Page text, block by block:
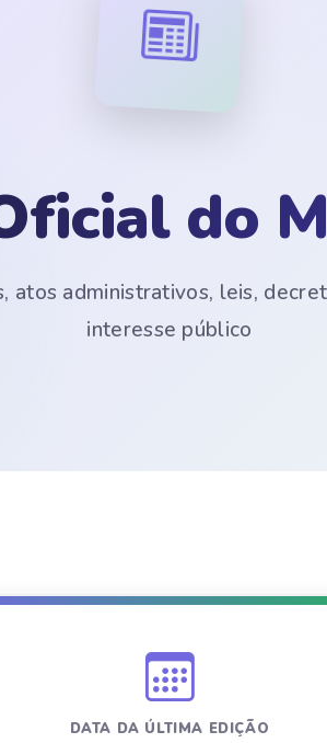
do
atos administrativos, leis,
interesse público
DATA DA ÚLTIMA EDIÇÃO